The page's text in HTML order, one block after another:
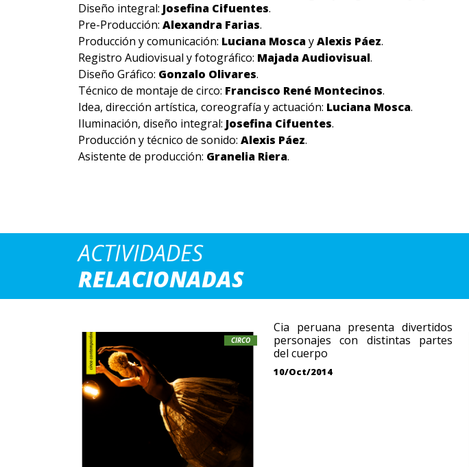
Diseño integral: Josefina Cifuentes.
Pre-Producción: Alexandra Farias.
Producción y comunicación: Luciana MoscayAlexis Páez.
Registro Audiovisual y fotográfico: Majada Audiovisual.
Diseño Gráfico: Gonzalo Olivares.
Técnico de montaje de circo: Francisco René Montecinos.
Idea, dirección artística, coreografía y actuación: Luciana Mosca.
Iluminación, diseño integral: Josefina Cifuentes.
Producción y técnico de sonido: Alexis Páez.
Asistente de producción: Granelia Riera.
ACTIVIDADES
RELACIONADAS
CIRCO
Cia peruana presenta divertidos
personajes con distintas partes
del cuerpo
10/Oct/2014